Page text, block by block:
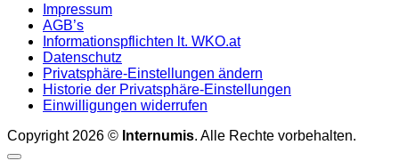
Impressum
AGB’s
Informationspflichten lt. WKO.at
Datenschutz
Privatsphäre-Einstellungen ändern
Historie der Privatsphäre-Einstellungen
Einwilligungen widerrufen
Copyright 2026 © Internumis. Alle Rechte vorbehalten.